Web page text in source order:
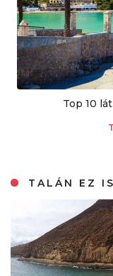
Top 10
TALÁN EZ